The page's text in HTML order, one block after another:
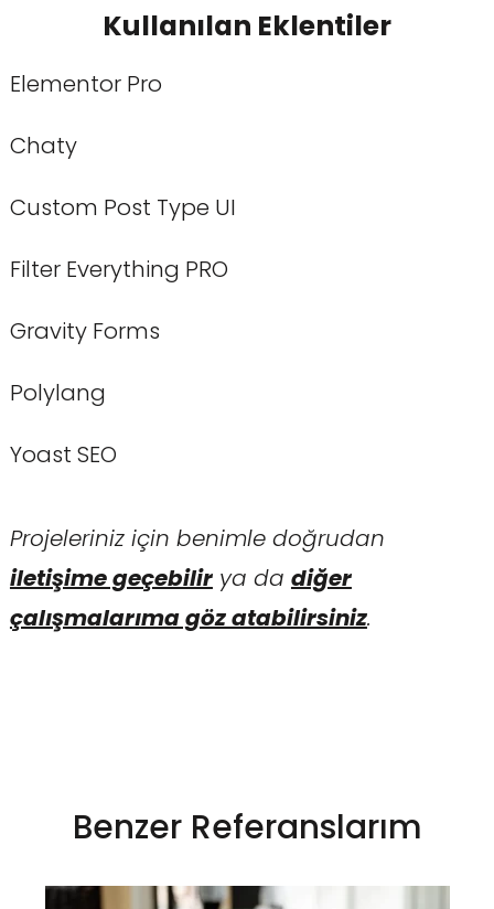
Kullanılan Eklentiler
Elementor Pro
Chaty
Custom Post Type UI
Filter Everything PRO
Gravity Forms
Polylang
Yoast SEO
Projeleriniz için benimle doğrudan
iletişime geçebilirya da diğer
çalışmalarıma göz atabilirsiniz.
Benzer Referanslarım